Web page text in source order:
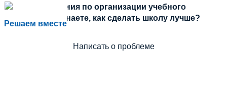
Решаем вместе
Есть предложения по организации учебного
процесса или знаете, как сделать школу лучше?
Написать о проблеме